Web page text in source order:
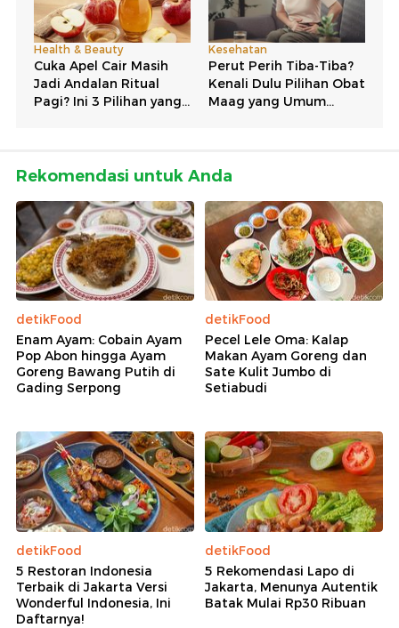
Rekomendasi untuk Anda
detikFood
Enam Ayam: Cobain Ayam
Pop Abon hingga Ayam
Goreng Bawang Putih di
Gading Serpong
detikFood
Pecel Lele Oma: Kalap
Makan Ayam Goreng dan
Sate Kulit Jumbo di
Setiabudi
detikFood
5 Restoran Indonesia
Terbaik di Jakarta Versi
Wonderful Indonesia, Ini
Daftarnya!
detikFood
5 Rekomendasi Lapo di
Jakarta, Menunya Autentik
Batak Mulai Rp30 Ribuan